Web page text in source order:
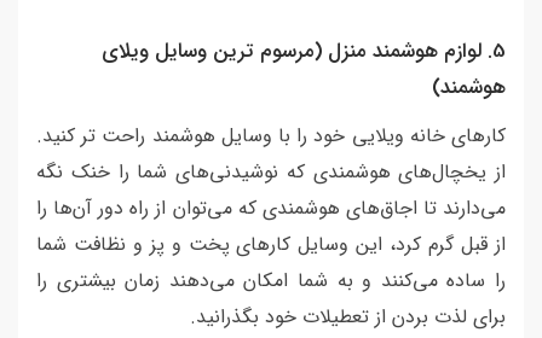
5. لوازم هوشمند منزل (مرسوم ترین وسایل ویلای
هوشمند)
کارهای خانه ویلایی خود را با وسایل هوشمند راحت تر کنید.
از یخچال‌های هوشمندی که نوشیدنی‌های شما را خنک نگه
می‌دارند تا اجاق‌های هوشمندی که می‌توان از راه دور آن‌ها را
از قبل گرم کرد، این وسایل کارهای پخت و پز و نظافت شما
را ساده می‌کنند و به شما امکان می‌دهند زمان بیشتری را
برای لذت بردن از تعطیلات خود بگذرانید.